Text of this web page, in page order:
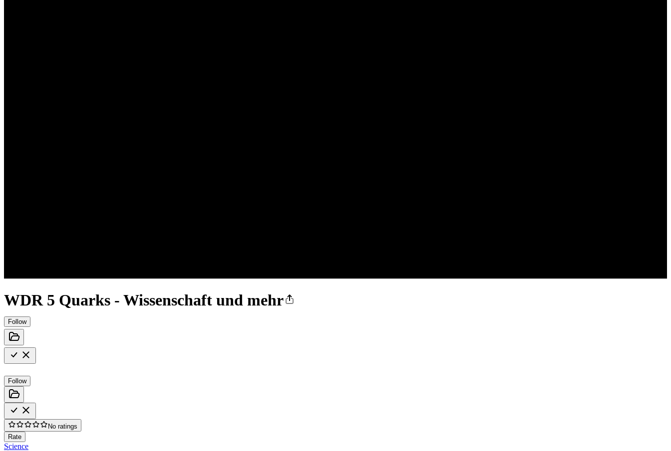
WDR 5 Quarks - Wissenschaft und mehr
Follow
Follow
No ratings
Rate
Science